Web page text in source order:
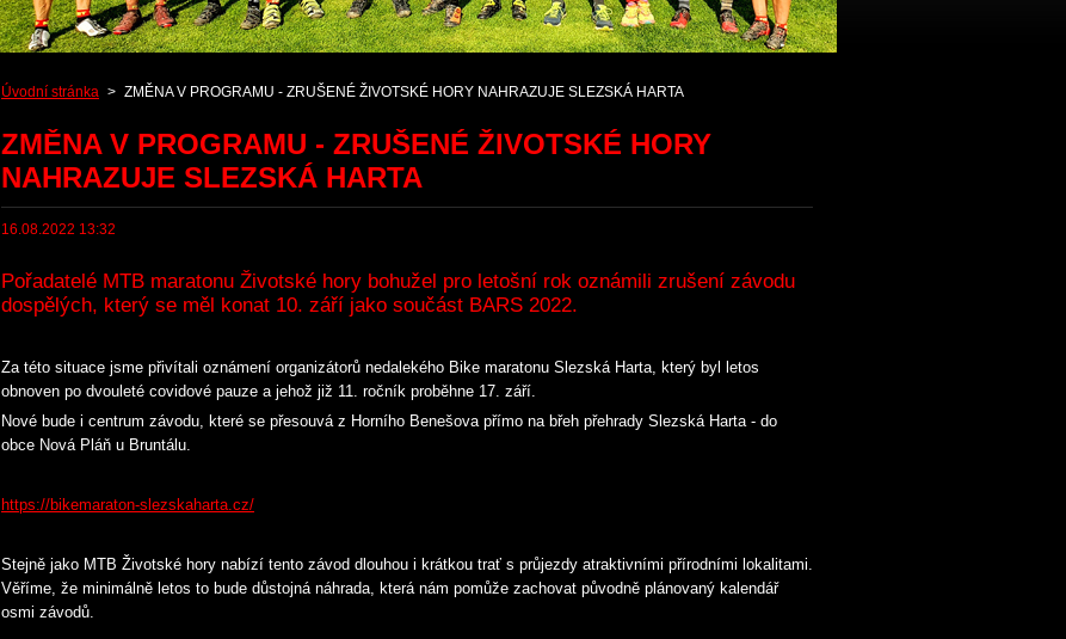
Úvodní stránka > ZMĚNA V PROGRAMU - ZRUŠENÉ ŽIVOTSKÉ HORY NAHRAZUJE SLEZSKÁ HARTA
ZMĚNA V PROGRAMU - ZRUŠENÉ ŽIVOTSKÉ HORY
NAHRAZUJE SLEZSKÁ HARTA
16.08.2022 13:32
Pořadatelé MTB maratonu Životské hory bohužel pro letošní rok oznámili zrušení závodu
dospělých, který se měl konat 10. září jako součást BARS 2022.
Za této situace jsme přivítali oznámení organizátorů nedalekého Bike maratonu Slezská Harta, který byl letos
obnoven po dvouleté covidové pauze a jehož již 11. ročník proběhne 17. září.
Nové bude i centrum závodu, které se přesouvá z Horního Benešova přímo na břeh přehrady Slezská Harta - do
obce Nová Pláň u Bruntálu.
https://bikemaraton-slezskaharta.cz/
Stejně jako MTB Životské hory nabízí tento závod dlouhou i krátkou trať s průjezdy atraktivními přírodními lokalitami.
Věříme, že minimálně letos to bude důstojná náhrada, která nám pomůže zachovat původně plánovaný kalendář
osmi závodů.